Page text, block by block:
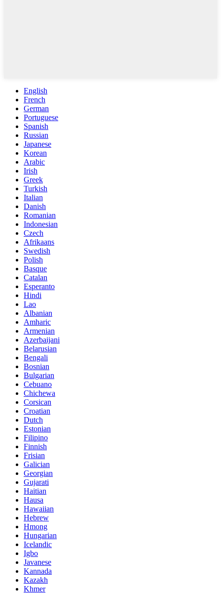
English
French
German
Portuguese
Spanish
Russian
Japanese
Korean
Arabic
Irish
Greek
Turkish
Italian
Danish
Romanian
Indonesian
Czech
Afrikaans
Swedish
Polish
Basque
Catalan
Esperanto
Hindi
Lao
Albanian
Amharic
Armenian
Azerbaijani
Belarusian
Bengali
Bosnian
Bulgarian
Cebuano
Chichewa
Corsican
Croatian
Dutch
Estonian
Filipino
Finnish
Frisian
Galician
Georgian
Gujarati
Haitian
Hausa
Hawaiian
Hebrew
Hmong
Hungarian
Icelandic
Igbo
Javanese
Kannada
Kazakh
Khmer